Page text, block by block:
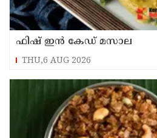
ഫിഷ് ഇൻ കേഡ് മസാല
THU,6 AUG 2026